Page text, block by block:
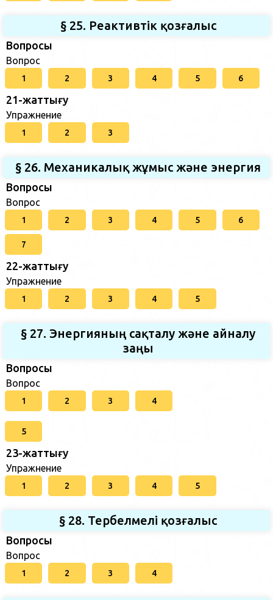
§ 25. Реактивтік қозғалыс
Вопросы
Вопрос
1 2 3 4 5 6
21-жаттығу
Упражнение
1 2 3
§ 26. Механикалық жұмыс және энергия
Вопросы
Вопрос
1 2 3 4 5 6
7
22-жаттығу
Упражнение
1 2 3 4 5
§ 27. Энергияның сақталу және айналу
заңы
Вопросы
Вопрос
1 2 3 4
5
23-жаттығу
Упражнение
1 2 3 4 5
§ 28. Тербелмелі қозғалыс
Вопросы
Вопрос
1 2 3 4